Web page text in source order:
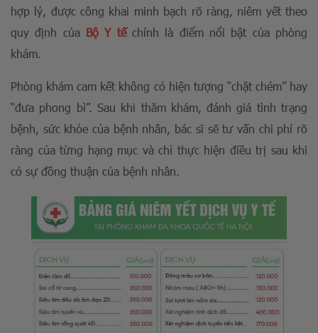
hợp lý, được công khai minh bạch rõ ràng, niêm yết theo
quy định của Bộ Y tếchính là điểm nổi bật của phòng
khám.
Phòng khám cam kết không có hiện tượng “chặt chém” hay
“đưa phong bì”. Sau khi thăm khám, đánh giá tình trạng
bệnh, sức khỏe của bệnh nhân, bác sĩ sẽ tư vấn chi phí rõ
ràng của từng hạng mục và chỉ thực hiện điều trị sau khi
có sự đồng thuận của bệnh nhân.